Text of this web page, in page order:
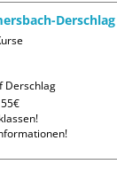
Derschlag
Derschlag